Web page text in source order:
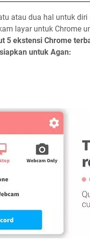
atau dua hal untuk
layar untuk Chrome
5 ekstensi Chrome
untuk Agan: